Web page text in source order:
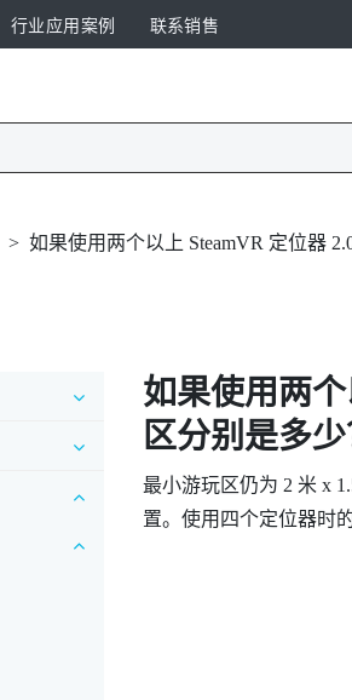
行业应用案例 联系销售
> 如果使用两个以上 SteamVR 定位器
如果使用两
区分别是多少
最小游玩区仍为 2 米 x
置。使用四个定位器时